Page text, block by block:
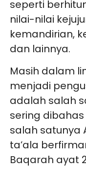
seperti
nilai-nilai
kemandirian,
dan lainnya.
Masih dalam
menjadi
adalah salah
sering dibahas
salah satunya
ta’ala
Baqarah ayat